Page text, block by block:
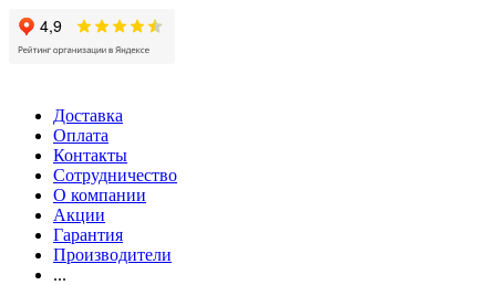
Доставка
Оплата
Контакты
Сотрудничество
О компании
Акции
Гарантия
Производители
...